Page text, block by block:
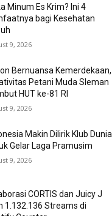
Minum Es Krim? Ini 4
bagi Kesehatan
9, 2026
Bernuansa Kemerdekaan,
Petani Muda Sleman
HUT ke-81 RI
9, 2026
Makin Dilirik Klub Dunia
Gelar Laga Pramusim
9, 2026
CORTIS dan Juicy J
1.132.136 Streams di